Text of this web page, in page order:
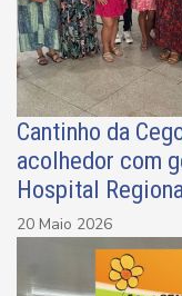
Cantinho da
acolhedor com
Hospital
20 Maio 2026